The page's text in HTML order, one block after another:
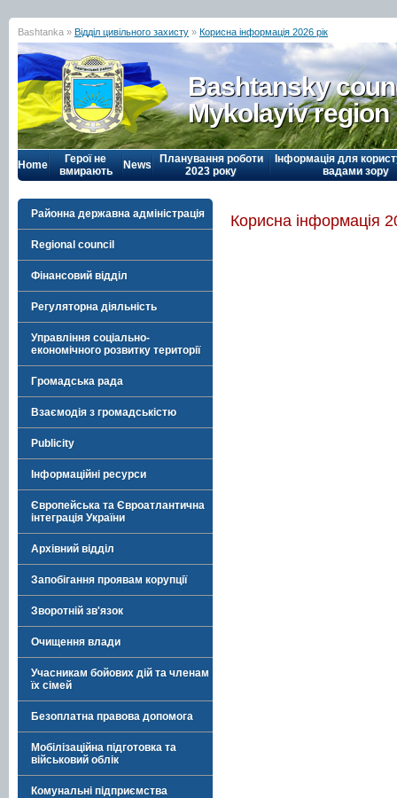
Bashtanka » Відділ цивільного захисту » Корисна інформація 2026 рік
Bashtansky
Mykolayiv region
Home
Герої не
вмирають
News
Планування роботи
2023 року
Інформація для
вадами зору
Районна державна адміністрація
Regional council
Фінансовий відділ
Регуляторна діяльність
Управління соціально-
економічного розвитку території
Громадська рада
Взаємодія з громадськістю
Publicity
Інформаційні ресурси
Європейська та Євроатлантична
інтеграція України
Архівний відділ
Запобігання проявам корупції
Зворотній зв'язок
Очищення влади
Учасникам бойових дій та членам
їх сімей
Безоплатна правова допомога
Мобілізаційна підготовка та
військовий облік
Комунальні підприємства
Корисна інформація